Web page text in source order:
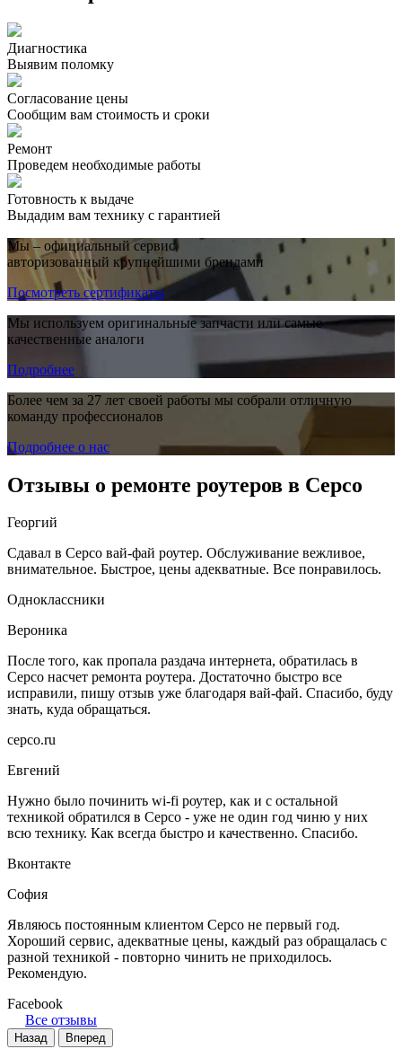
Диагностика
Выявим поломку
Согласование цены
Сообщим вам стоимость и сроки
Ремонт
Проведем необходимые работы
Готовность к выдаче
Выдадим вам технику с гарантией
Мы – официальный сервис,
авторизованный крупнейшими брендами
Посмотреть сертификаты
Мы используем оригинальные запчасти или самые
качественные аналоги
Подробнее
Более чем за 27 лет своей работы мы собрали отличную
команду профессионалов
Подробнее о нас
Отзывы о ремонте роутеров в Серсо
Георгий
Сдавал в Серсо вай-фай роутер. Обслуживание вежливое,
внимательное. Быстрое, цены адекватные. Все понравилось.
Одноклассники
Вероника
После того, как пропала раздача интернета, обратилась в
Серсо насчет ремонта роутера. Достаточно быстро все
исправили, пишу отзыв уже благодаря вай-фай. Спасибо, буду
знать, куда обращаться.
серсо.ru
Евгений
Нужно было починить wi-fi роутер, как и с остальной
техникой обратился в Серсо - уже не один год чиню у них
всю технику. Как всегда быстро и качественно. Спасибо.
Вконтакте
София
Являюсь постоянным клиентом Серсо не первый год.
Хороший сервис, адекватные цены, каждый раз обращалась с
разной техникой - повторно чинить не приходилось.
Рекомендую.
Facebook
Все отзывы
Назад Вперед